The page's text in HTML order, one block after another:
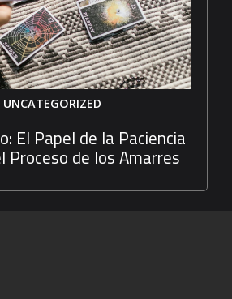
UNCATEGORIZED
El Papel de la Paciencia
Proceso de los Amarres